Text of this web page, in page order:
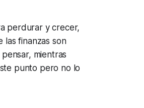
perdurar y crecer,
las finanzas son
mientras
punto pero no lo